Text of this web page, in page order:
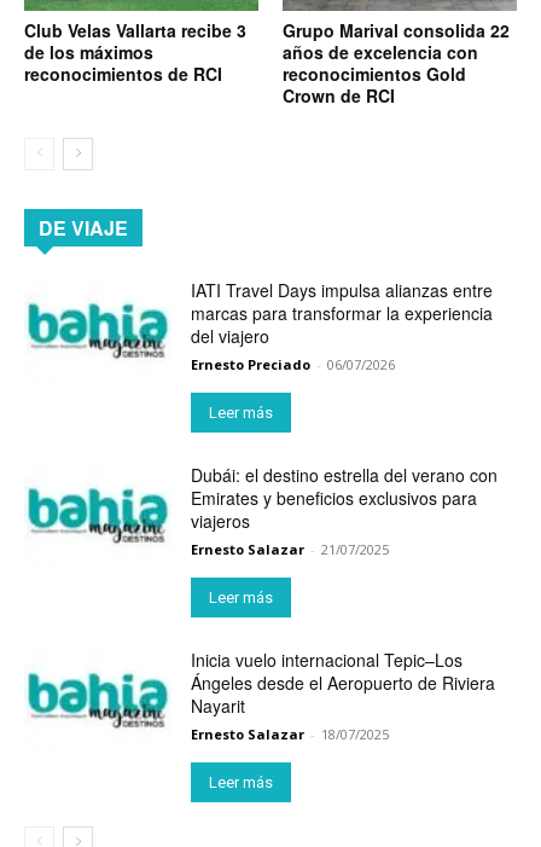
Club Velas Vallarta recibe 3
de los máximos
reconocimientos de RCI
Grupo Marival consolida 22
años de excelencia con
reconocimientos Gold
Crown de RCI
DE VIAJE
IATI Travel Days impulsa alianzas entre
marcas para transformar la experiencia
del viajero
Ernesto Preciado - 06/07/2026
Leer más
Dubái: el destino estrella del verano con
Emirates y beneficios exclusivos para
viajeros
Ernesto Salazar - 21/07/2025
Leer más
Inicia vuelo internacional Tepic–Los
Ángeles desde el Aeropuerto de Riviera
Nayarit
Ernesto Salazar - 18/07/2025
Leer más